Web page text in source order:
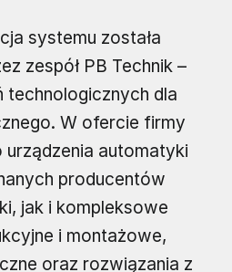
systemu została
zespół PB Technik –
dla
W ofercie firmy
urządzenia automatyki
producentów
jak i kompleksowe
i montażowe,
oraz rozwiązania z